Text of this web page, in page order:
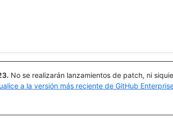
. No se realizarán lanzamientos de patch, ni
a la versión más reciente de GitHub